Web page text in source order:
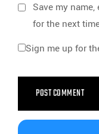
Save my
for the next
Sign me up for